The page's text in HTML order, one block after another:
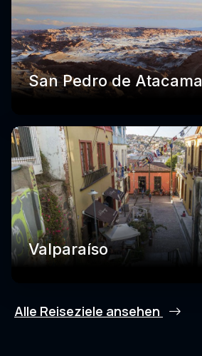
San Pedro de Atacama
Valparaíso
Alle Reiseziele ansehen